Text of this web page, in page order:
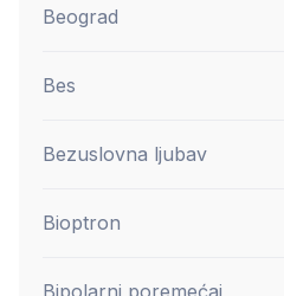
Beograd
Bes
Bezuslovna ljubav
Bioptron
Bipolarni poremećaj